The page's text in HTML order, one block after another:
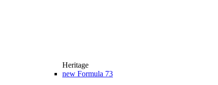
Heritage
new Formula 73